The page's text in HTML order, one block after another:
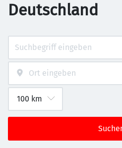
Deutschland